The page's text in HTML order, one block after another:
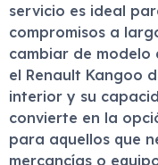
servicio es ideal
compromisos a
cambiar de modelo
el Renault Kangoo
interior y su
convierte en la
para aquellos que
mercancías o